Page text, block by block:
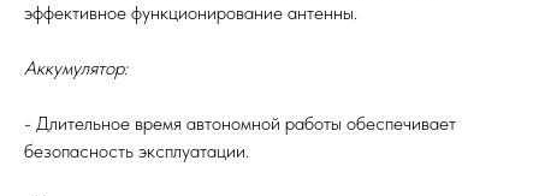
эффективное функционирование антенны.
Аккумулятор:
- Длительное время автономной работы обеспечивает
безопасность эксплуатации.